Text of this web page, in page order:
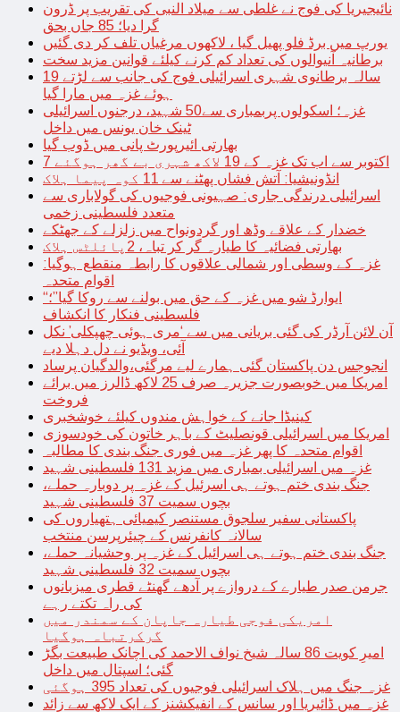
نائیجیریا کی فوج نے غلطی سے میلاد النبی کی تقریب پر ڈرون
گرا دیا؛ 85 جاں بحق
یورپ میں برڈ فلو پھیل گیا ، لاکھوں مرغیاں تلف کر دی گئیں
برطانیہ آنیوالوں کی تعداد کم کرنے کیلئے قوانین مزید سخت
19 سالہ برطانوی شہری اسرائیلی فوج کی جانب سے لڑتے
ہوئے غزہ میں مارا گیا
غزہ؛ اسکولوں پربمباری سے50 شہید، درجنوں اسرائیلی
ٹینک خان یونس میں داخل
بھارتی ائیرپورٹ پانی میں ڈوب گیا
7 اکتوبر سے اب تک غزہ کے 19 لاکھ شہری بے گھر ہوگئے
انڈونیشیا: آتش فشاں پھٹنے سے 11 کوہ پیما ہلاک
اسرائیلی درندگی جاری: صہیونی فوجیوں کی گولاباری سے
متعدد فلسطینی زخمی
خضدار کے علاقے وڈھ اور گردونواح میں زلزلے کے جھٹکے
بھارتی فضائیہ کا طیارہ گر کر تباہ، 2پائلٹس ہلاک
غزہ کے وسطی اور شمالی علاقوں کا رابطہ منقطع ہوگیا:
اقوام متحدہ
“ایوارڈ شو میں غزہ کے حق میں بولنے سے روکا گیا”؛
فلسطینی فنکار کا انکشاف
آن لائن آرڈر کی گئی بریانی میں سے ‘مری ہوئی چھپکلی’ نکل
آئی، ویڈیو نے دل دہلا دیے
انجوجس دن پاکستان گئی ہمارے لیے مرگئی،والدگیان پرساد
امریکا میں خوبصورت جزیرہ صرف 25 لاکھ ڈالرز میں برائے
فروخت
کینیڈا جانے کے خواہش مندوں کیلئے خوشخبری
امریکا میں اسرائیلی قونصلیٹ کے باہر خاتون کی خودسوزی
اقوام متحدہ کا پھر غزہ میں فوری جنگ بندی کا مطالبہ
غزہ میں اسرائیلی بمباری میں مزید 131 فلسطینی شہید
جنگ بندی ختم ہوتے ہی اسرئیل کے غزہ پر دوبارہ حملے،
بچوں سمیت 37 فلسطینی شہید
پاکستانی سفیر سلجوق مستنصر کیمیائی ہتھیاروں کی
سالانہ کانفرنس کے چیئرپرسن منتخب
جنگ بندی ختم ہوتے ہی اسرائیل کے غزہ پر وحشیانہ حملے،
بچوں سمیت 32 فلسطینی شہید
جرمن صدر طیارے کے دروازے پر آدھے گھنٹے قطری میزبانوں
کی راہ تکتے رہے
امریکی فوجی طیارہ جاپان کے سمندر میں
گرکرتباہ ہوگیا
امیرِ کویت 86 سالہ شیخ نواف الاحمد کی اچانک طبیعت بگڑ
گئی؛ اسپتال میں داخل
غزہ جنگ میں ہلاک اسرائیلی فوجیوں کی تعداد 395 ہوگئی
غزہ میں ڈائیریا اور سانس کے انفیکشنز کے ایک لاکھ سے زائد